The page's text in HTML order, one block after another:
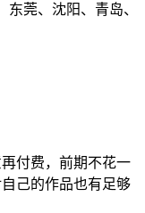
莞、沈阳、青岛、
付费，前期不花一
己的作品也有足够